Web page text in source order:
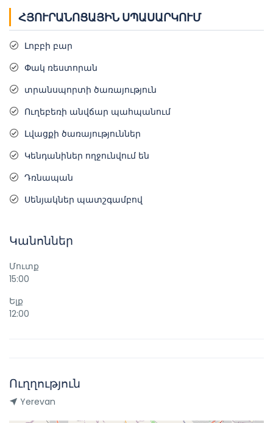
ՀՅՈՒՐԱՆՈՑԱՅԻՆ ՍՊԱՍԱՐԿՈՒՄ
Լոբբի բար
Փակ ռեստորան
տրանսպորտի ծառայություն
Ուղեբեռի անվճար պահպանում
Լվացքի ծառայություններ
Կենդանիներ ողջունվում են
Դռնապան
Սենյակներ պատշգամբով
Կանոններ
Մուտք
15:00
Ելք
12:00
Ուղղություն
Yerevan